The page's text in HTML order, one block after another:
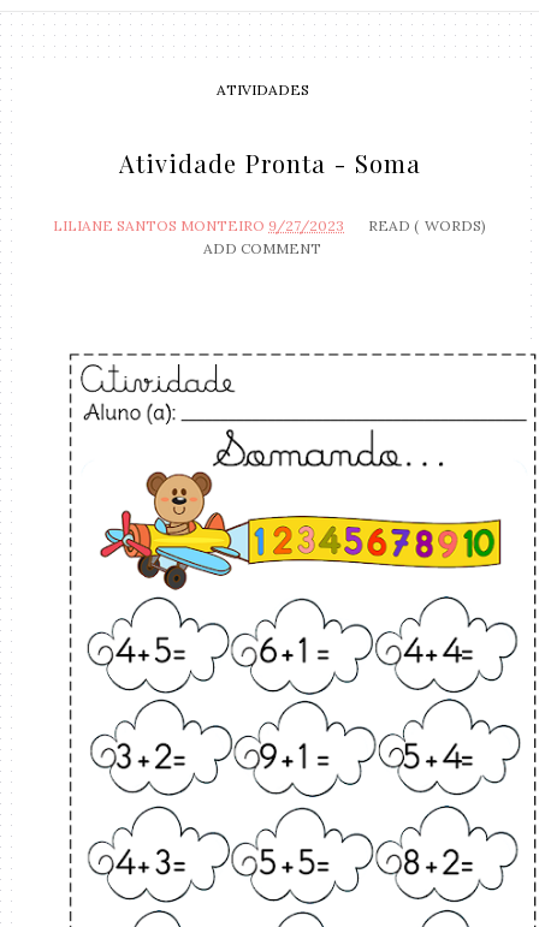
ATIVIDADES
Atividade Pronta - Soma
LILIANE SANTOS MONTEIRO 9/27/2023 READ ( WORDS)
ADD COMMENT